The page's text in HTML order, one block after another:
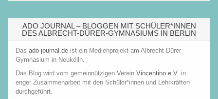
ADO JOURNAL – BLOGGEN MIT SCHÜLER*INNEN
DES ALBRECHT-DÜRER-GYMNASIUMS IN BERLIN
Das ado-journal.de ist ein Medienprojekt am Albrecht-Dürer-
Gymnasium in Neukölln.
Das Blog wird vom gemeinnützigen Verein Vincentino e.V. in
enger Zusammenarbeit mit den Schüler*innen und Lehrkräften
durchgeführt.